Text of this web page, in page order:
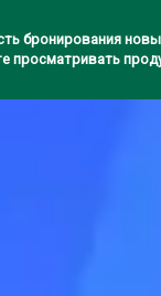
бронирования
просматривать